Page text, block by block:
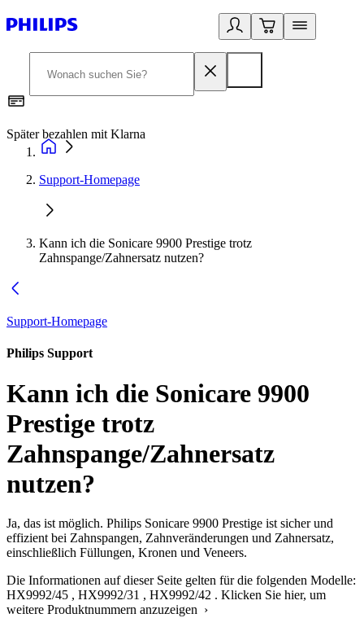
Später bezahlen mit Klarna
Support-Homepage
Kann ich die Sonicare 9900 Prestige trotz
Zahnspange/Zahnersatz nutzen?
Support-Homepage
Philips Support
Kann ich die Sonicare 9900
Prestige trotz
Zahnspange/Zahnersatz
nutzen?
Ja, das ist möglich. Philips Sonicare 9900 Prestige ist sicher und
effizient bei Zahnspangen, Zahnveränderungen und Zahnersatz,
einschließlich Füllungen, Kronen und Veneers.
Die Informationen auf dieser Seite gelten für die folgenden Modelle:
HX9992/45 , HX9992/31 , HX9992/42 . Klicken Sie hier, um
weitere Produktnummern anzuzeigen ›